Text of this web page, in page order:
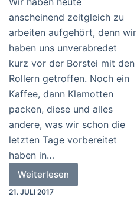
anscheinend zeitgleich zu
arbeiten aufgehört, denn wir
haben uns unverabredet
kurz vor der Borstei mit den
Rollern getroffen. Noch ein
Kaffee, dann Klamotten
packen, diese und alles
andere, was wir schon die
letzten Tage vorbereitet
haben in…
Weiterlesen
Nach
der
21. JULI 2017